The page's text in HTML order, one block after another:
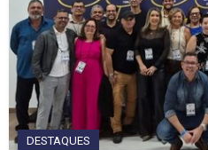
DESTAQUES